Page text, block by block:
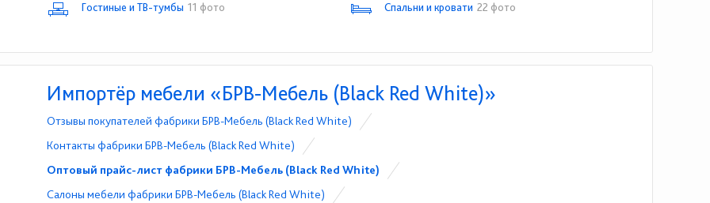
Гостиные и ТВ-тумбы 11 фото Спальни и кровати 22 фото
Импортёр мебели «БРВ-Мебель (Black Red White)»
Отзывы покупателей фабрики БРВ-Мебель (Black Red White)
Контакты фабрики БРВ-Мебель (Black Red White)
Оптовый прайс-лист фабрики БРВ-Мебель (Black Red White)
Cалоны мебели фабрики БРВ-Мебель (Black Red White)